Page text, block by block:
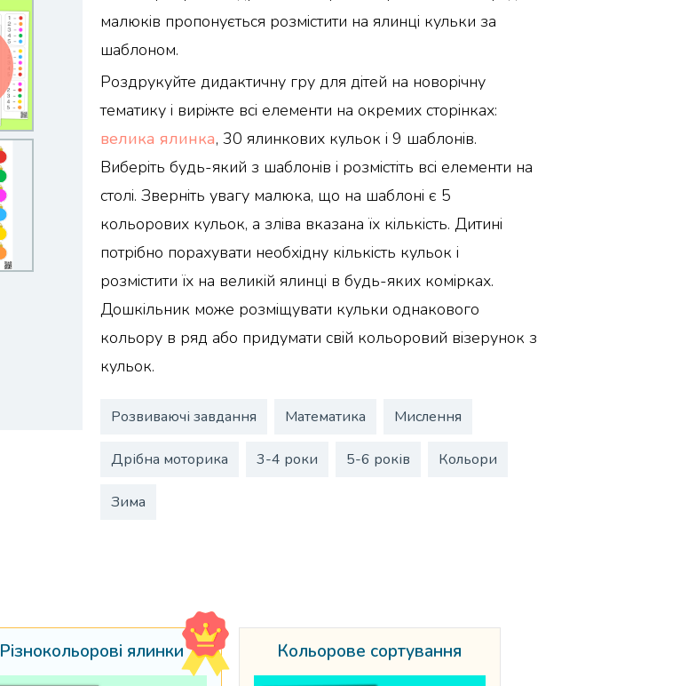
малюків пропонується розмістити на ялинці кульки за
шаблоном.
Роздрукуйте дидактичну гру для дітей на новорічну
тематику і виріжте всі елементи на окремих сторінках:
велика ялинка, 30 ялинкових кульок і 9 шаблонів.
Виберіть будь-який з шаблонів і розмістіть всі елементи на
столі. Зверніть увагу малюка, що на шаблоні є 5
кольорових кульок, а зліва вказана їх кількість. Дитині
потрібно порахувати необхідну кількість кульок і
розмістити їх на великій ялинці в будь-яких комірках.
Дошкільник може розміщувати кульки однакового
кольору в ряд або придумати свій кольоровий візерунок з
кульок.
Розвиваючі завдання Математика Мислення
Дрібна моторика 3-4 роки 5-6 років Кольори
Зима
Різнокольорові ялинки Кольорове сортування